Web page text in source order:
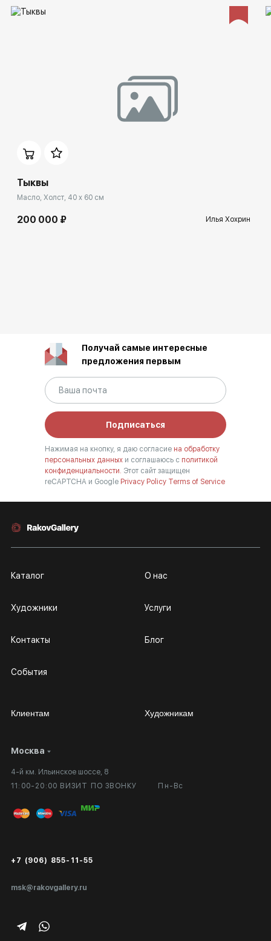
Тыквы
Масло, Холст, 40 x 60 см
200 000 ₽ Илья Хохрин
Получай самые интересные
предложения первым
Подписаться
Нажимая на кнопку, я даю согласие на обработку
персональных данных и соглашаюсь с политикой
конфиденциальности. Этот сайт защищен
reCAPTCHA и Google Privacy Policy Terms of Service
Москва
4-й км. Ильинское шоссе, 8
11:00-20:00 ВИЗИТ ПО ЗВОНКУ
Пн-Вс
msk@rakovgallery.ru
+7 (906) 855-11-55
Каталог
Художники
Контакты
События
О нас
Услуги
Блог
Клиентам
Личный кабинет
Вопросы и ответы
Публичная оферта
Экспертиза/Вывоз за границу
Подарочные сертификаты
Художникам
Сотрудничество
Выставка в галерее